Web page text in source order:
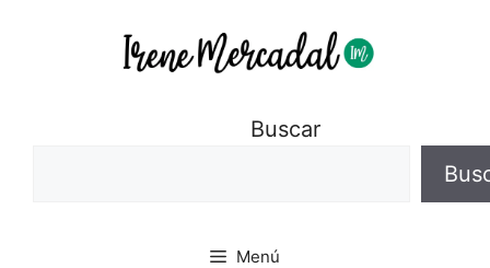
Buscar
Menú